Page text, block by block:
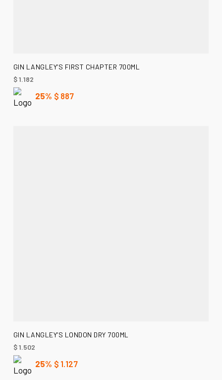
AÑADIR AL CARRITO
GIN LANGLEY’S FIRST CHAPTER 700ML
$1.182
25% $ 887
AÑADIR AL CARRITO
GIN LANGLEY’S LONDON DRY 700ML
$1.502
25% $ 1.127